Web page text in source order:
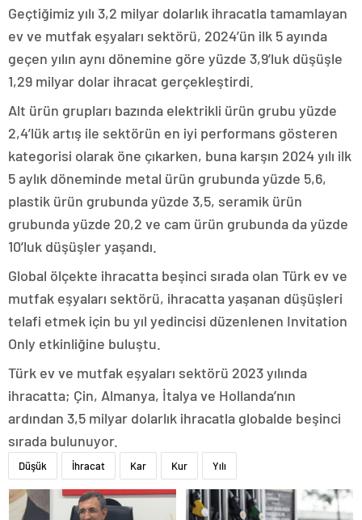
Geçtiğimiz yılı 3,2 milyar dolarlık ihracatla tamamlayan
ev ve mutfak eşyaları sektörü, 2024’ün ilk 5 ayında
geçen yılın aynı dönemine göre yüzde 3,9’luk düşüşle
1,29 milyar dolar ihracat gerçekleştirdi.
Alt ürün grupları bazında elektrikli ürün grubu yüzde
2,4’lük artış ile sektörün en iyi performans gösteren
kategorisi olarak öne çıkarken, buna karşın 2024 yılı ilk
5 aylık döneminde metal ürün grubunda yüzde 5,6,
plastik ürün grubunda yüzde 3,5, seramik ürün
grubunda yüzde 20,2 ve cam ürün grubunda da yüzde
10’luk düşüşler yaşandı.
Global ölçekte ihracatta beşinci sırada olan Türk ev ve
mutfak eşyaları sektörü, ihracatta yaşanan düşüşleri
telafi etmek için bu yıl yedincisi düzenlenen Invitation
Only etkinliğine buluştu.
Türk ev ve mutfak eşyaları sektörü 2023 yılında
ihracatta; Çin, Almanya, İtalya ve Hollanda’nın
ardından 3,5 milyar dolarlık ihracatla globalde beşinci
sırada bulunuyor.
Düşük İhracat Kar Kur Yılı